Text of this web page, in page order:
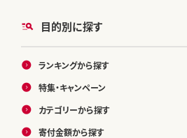
目的別に探す
ランキングから探す
特集・キャンペーン
カテゴリーから探す
寄付金額から探す